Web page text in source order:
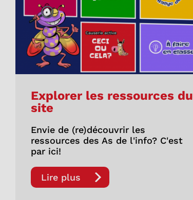
Explorer les ressources du
site
Envie de (re)découvrir les
ressources des As de l'info? C'est
par ici!
Lire plus